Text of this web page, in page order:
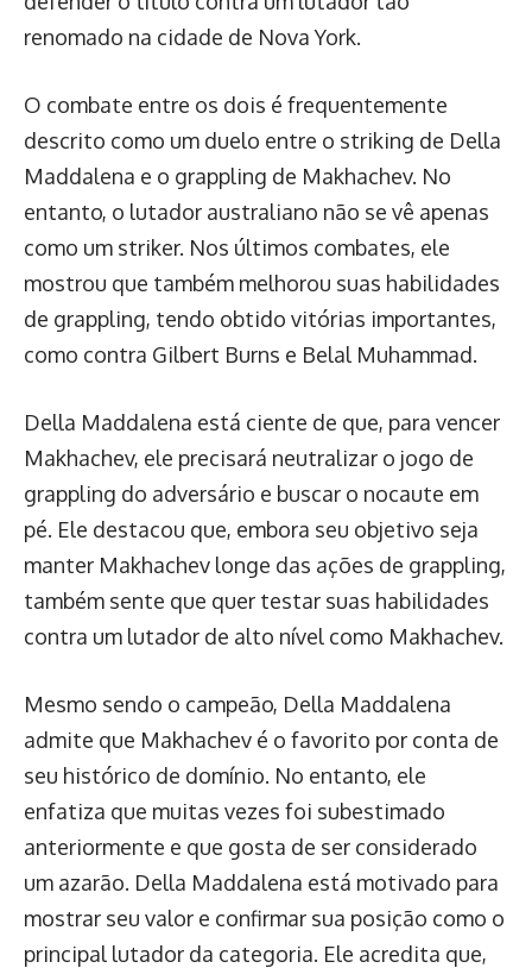
renomado na cidade de Nova York.
O combate entre os dois é frequentemente
descrito como um duelo entre o striking de Della
Maddalena e o grappling de Makhachev. No
entanto, o lutador australiano não se vê apenas
como um striker. Nos últimos combates, ele
mostrou que também melhorou suas habilidades
de grappling, tendo obtido vitórias importantes,
como contra Gilbert Burns e Belal Muhammad.
Della Maddalena está ciente de que, para vencer
Makhachev, ele precisará neutralizar o jogo de
grappling do adversário e buscar o nocaute em
pé. Ele destacou que, embora seu objetivo seja
manter Makhachev longe das ações de grappling,
também sente que quer testar suas habilidades
contra um lutador de alto nível como Makhachev.
Mesmo sendo o campeão, Della Maddalena
admite que Makhachev é o favorito por conta de
seu histórico de domínio. No entanto, ele
enfatiza que muitas vezes foi subestimado
anteriormente e que gosta de ser considerado
um azarão. Della Maddalena está motivado para
mostrar seu valor e confirmar sua posição como o
principal lutador da categoria. Ele acredita que,